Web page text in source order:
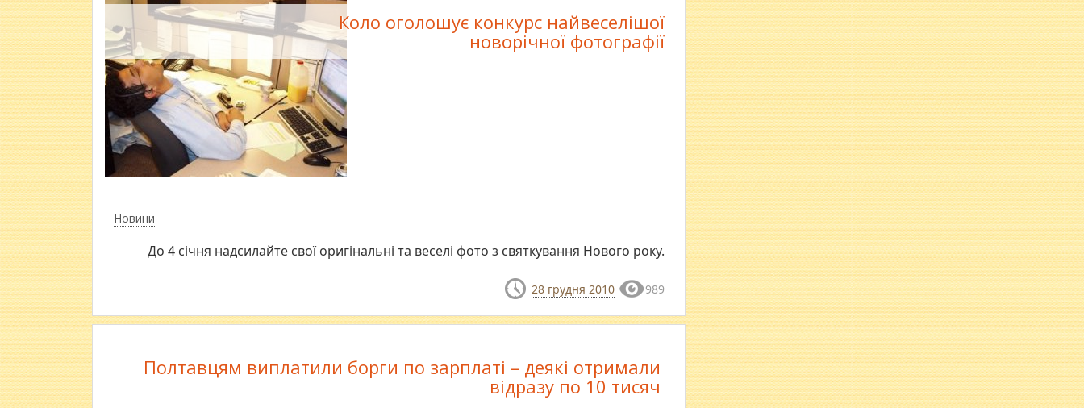
Новини
Коло оголошує конкурс найвеселішої
новорічної фотографії
До 4 січня надсилайте свої оригінальні та веселі фото з святкування Нового року.
28 грудня 2010 989
Полтавцям виплатили борги по зарплаті – деякі отримали
відразу по 10 тисяч